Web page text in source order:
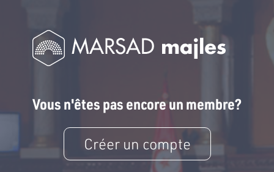
Vous n'êtes pas encore un membre?
Créer un compte